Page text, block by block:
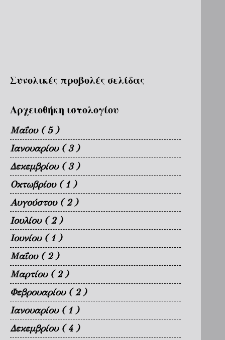
Συνολικές προβολές σελίδας
Αρχειοθήκη ιστολογίου
Μαΐου ( 5 )
Ιανουαρίου ( 3 )
Δεκεμβρίου ( 3 )
Οκτωβρίου ( 1 )
Αυγούστου ( 2 )
Ιουλίου ( 2 )
Ιουνίου ( 1 )
Μαΐου ( 2 )
Μαρτίου ( 2 )
Φεβρουαρίου ( 2 )
Ιανουαρίου ( 1 )
Δεκεμβρίου ( 4 )